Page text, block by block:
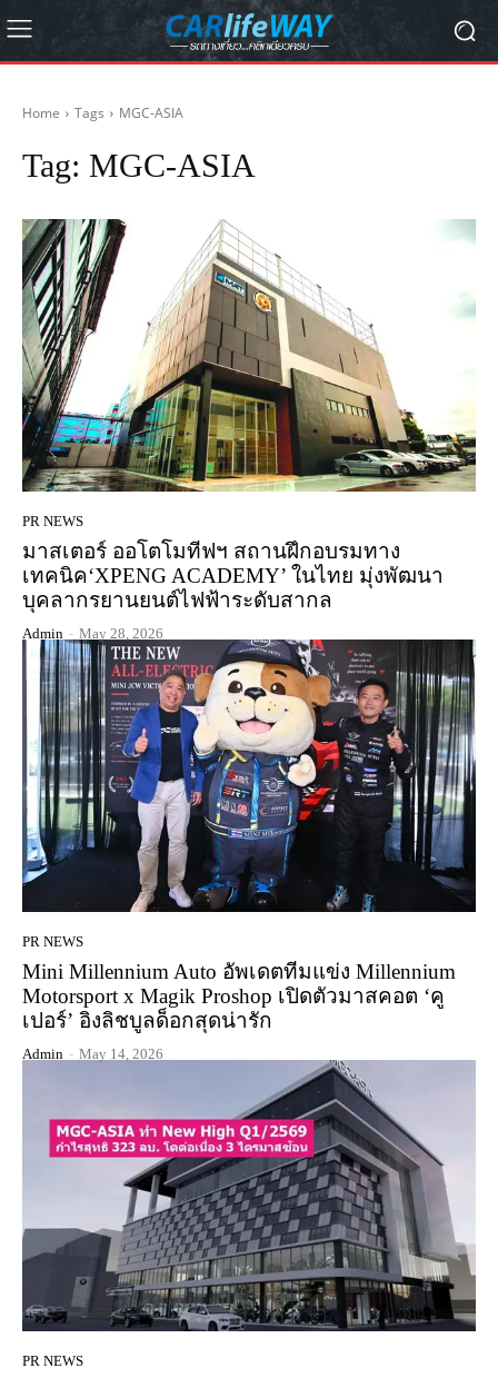
Home Tags MGC-ASIA
Tag: MGC-ASIA
PR NEWS
มาสเตอร์ ออโตโมทีฟฯ สถานฝึกอบรมทาง
เทคนิค‘XPENG ACADEMY’ ในไทย มุ่งพัฒนา
บุคลากรยานยนต์ไฟฟ้าระดับสากล
Admin - May 28, 2026
PR NEWS
Mini Millennium Auto อัพเดตทีมแข่ง Millennium
Motorsport x Magik Proshop เปิดตัวมาสคอต ‘คู
เปอร์’ อิงลิชบูลด็อกสุดน่ารัก
Admin - May 14, 2026
PR NEWS